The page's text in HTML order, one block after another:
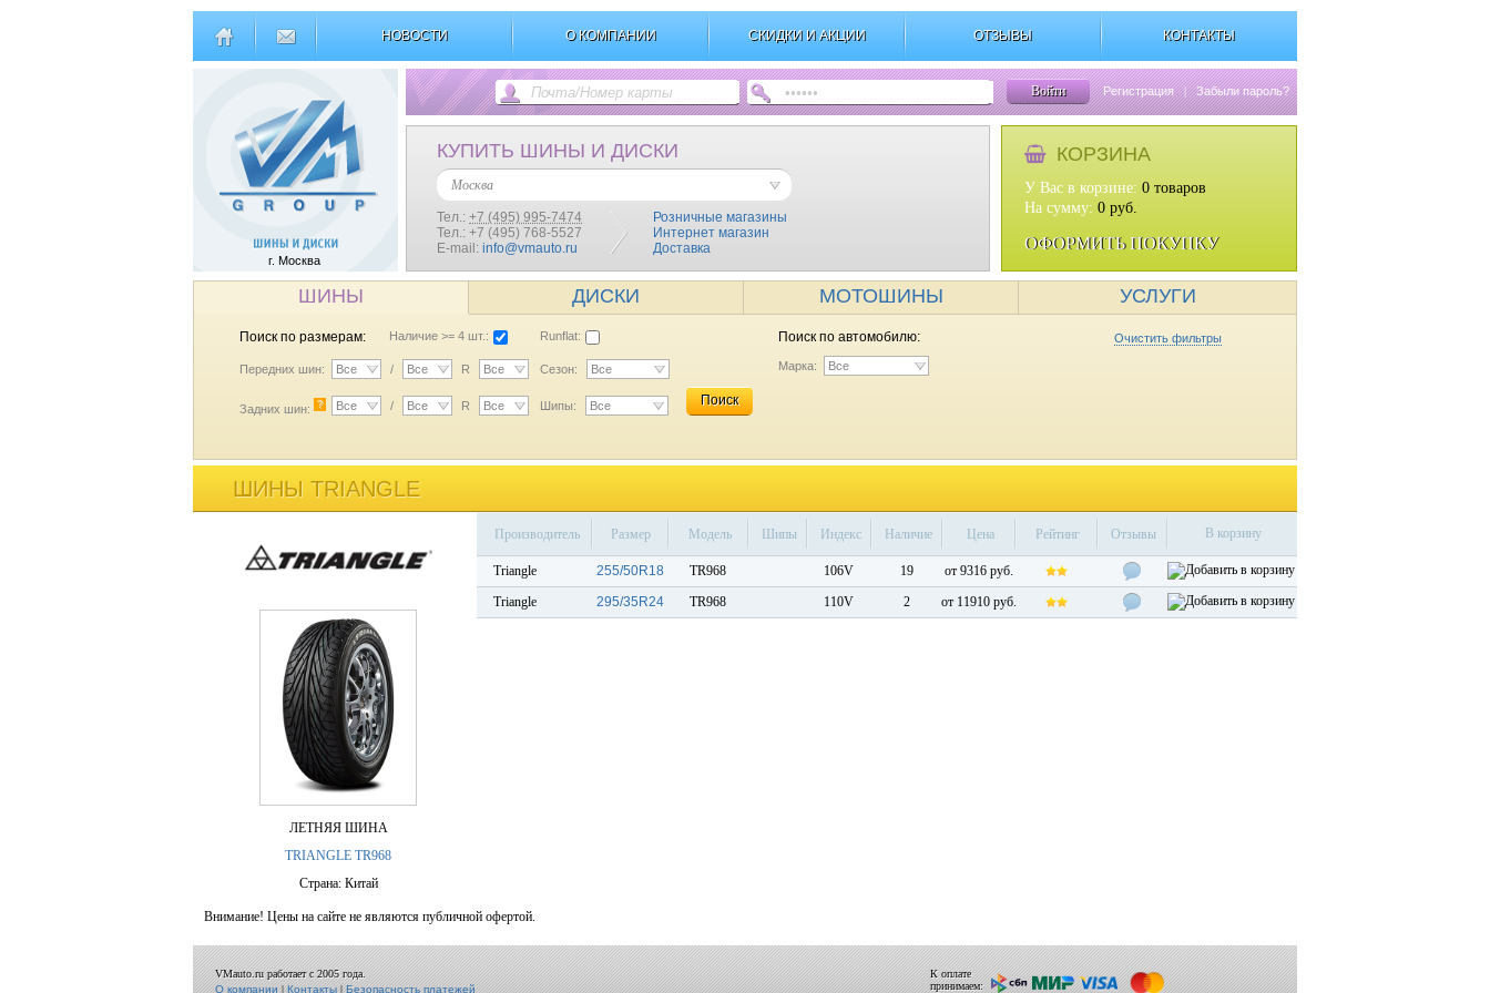
НОВОСТИ О КОМПАНИИ СКИДКИ И АКЦИИ ОТЗЫВЫ КОНТАКТЫ
г. Москва
Войти Регистрация | Забыли пароль?
КУПИТЬ ШИНЫ И ДИСКИ
Москва
Тел.: +7 (495) 995-7474
Тел.: +7 (495) 768-5527
E-mail: info@vmauto.ru
Розничные магазины
Интернет магазин
Доставка
КОРЗИНА
У Вас в корзине: 0 товаров
На сумму: 0 руб.
ОФОРМИТЬ ПОКУПКУ
ШИНЫ ДИСКИ МОТОШИНЫ УСЛУГИ
Поиск по размерам: Наличие >= 4 шт.: Runflat:
Передних шин: Все / Все R Все Сезон: Все
Задних шин: ? Все / Все R Все Шипы: Все Поиск
Поиск по автомобилю: Очистить фильтры
Марка: Все
ШИНЫ TRIANGLE
ЛЕТНЯЯ ШИНА
TRIANGLE TR968
Страна: Китай
Производитель Размер Модель Шипы Индекс Наличие Цена Рейтинг Отзывы В корзину
Triangle 255/50R18 TR968 106V 19
от 9316 руб.
Triangle
295/35R24 TR968 110V 2 от 11910 руб.
Внимание! Цены на сайте не являются публичной офертой.
VMauto.ru работает с 2005 года.
О компании|Контакты|Безопасность платежей
К оплате
принимаем: